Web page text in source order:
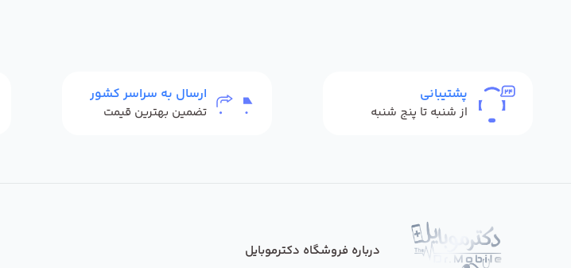
پشتیبانی
از شنبه تا پنج شنبه
ارسال به سراسر کشور
تضمین بهترین قیمت
درباره فروشگاه دکترموبایل